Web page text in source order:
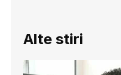
Alte stiri